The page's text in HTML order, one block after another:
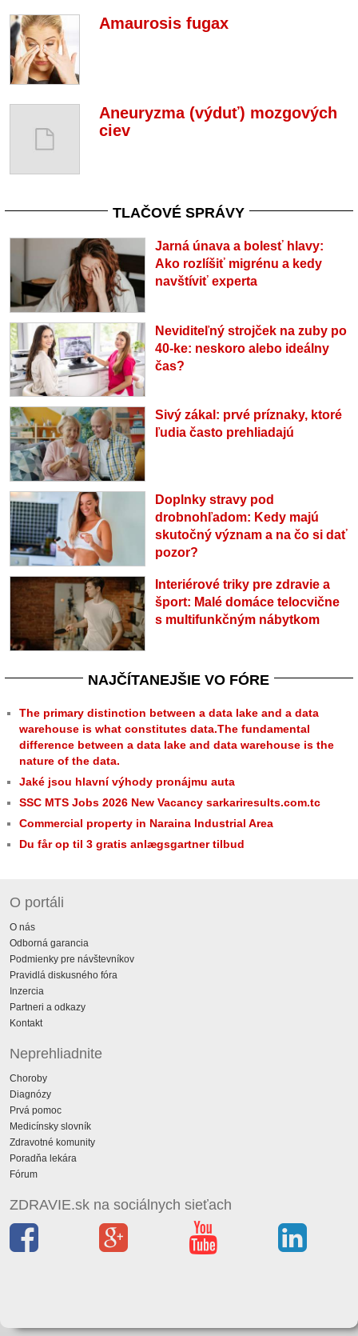
Amaurosis fugax
Aneuryzma (výduť) mozgových
ciev
TLAČOVÉ SPRÁVY
Jarná únava a bolesť hlavy:
Ako rozlíšiť migrénu a kedy
navštíviť experta
Neviditeľný strojček na zuby po
40-ke: neskoro alebo ideálny
čas?
Sivý zákal: prvé príznaky, ktoré
ľudia často prehliadajú
Doplnky stravy pod
drobnohľadom: Kedy majú
skutočný význam a na čo si dať
pozor?
Interiérové triky pre zdravie a
šport: Malé domáce telocvične
s multifunkčným nábytkom
NAJČÍTANEJŠIE VO FÓRE
The primary distinction between a data lake and a data
warehouse is what constitutes data.The fundamental
difference between a data lake and data warehouse is the
nature of the data.
Jaké jsou hlavní výhody pronájmu auta
SSC MTS Jobs 2026 New Vacancy sarkariresults.com.tc
Commercial property in Naraina Industrial Area
Du får op til 3 gratis anlægsgartner tilbud
O portáli
O nás
Odborná garancia
Podmienky pre návštevníkov
Pravidlá diskusného fóra
Inzercia
Partneri a odkazy
Kontakt
Neprehliadnite
Choroby
Diagnózy
Prvá pomoc
Medicínsky slovník
Zdravotné komunity
Poradňa lekára
Fórum
ZDRAVIE.sk na sociálnych sieťach